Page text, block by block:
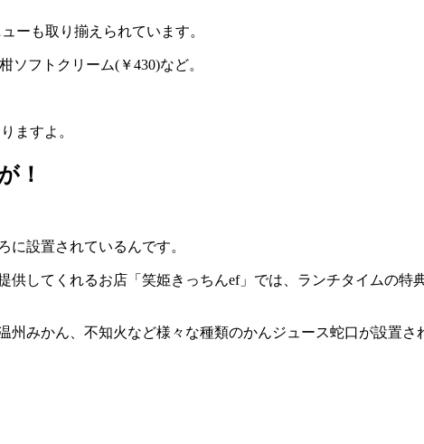
ーも取り揃えられています。
ソフトクリーム(￥430)など。
ますよ。
！
設置されているんです。
してくれるお店「笑姫きっちんef」では、ランチタイムの特
みかん、不知火など様々な種類のかんジュース蛇口が設置